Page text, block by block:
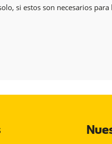
si estos son necesarios